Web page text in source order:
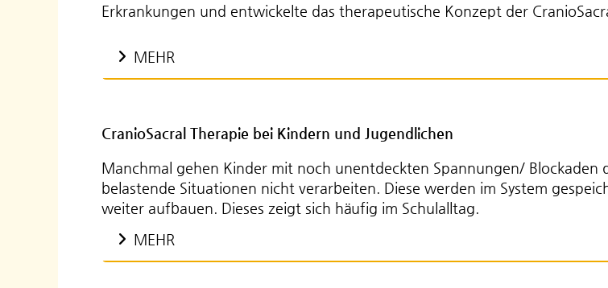
Erkrankungen und entwickelte das therapeutische Konzept der
MEHR
CranioSacral Therapie bei Kindern und Jugendlichen
Manchmal gehen Kinder mit noch unentdeckten Spannungen/ Blockaden
belastende Situationen nicht verarbeiten. Diese werden im System
weiter aufbauen. Dieses zeigt sich häufig im Schulalltag.
MEHR